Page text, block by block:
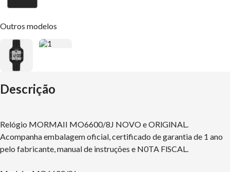
Outros modelos
Descrição
Relógio MORMAII MO6600/8J NOVO e ORlGlNAL.
Acompanha embalagem oficial, certificado de garantia de 1 ano
pelo fabricante, manual de instruções e N0TA FlSCAL.